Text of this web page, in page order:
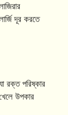
দূর করতে
রক্ত পরিষ্কার
উপকার